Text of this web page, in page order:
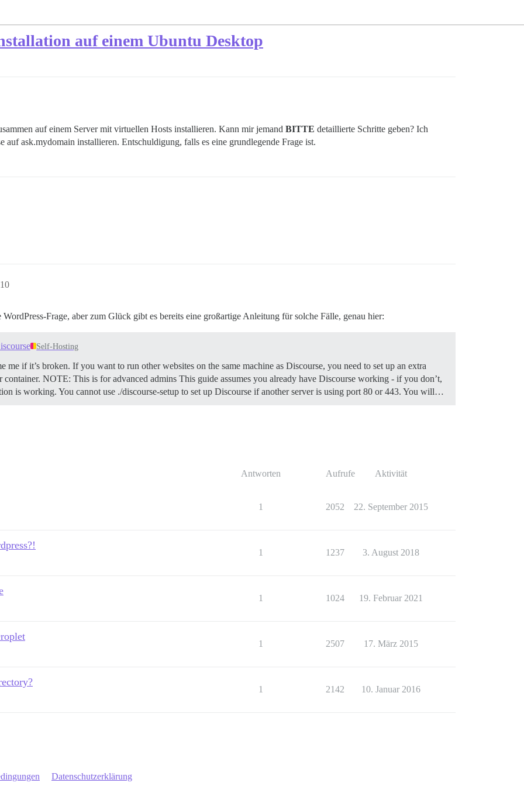
auf einem Ubuntu Desktop
auf einem Server mit virtuellen Hosts installieren. Kann mir jemand BITTE detaillierte Schritte geben? Ich
auf ask.mydomain installieren. Entschuldigung, falls es eine grundlegende Frage ist.
Frage, aber zum Glück gibt es bereits eine großartige Anleitung für solche Fälle, genau hier:
Self-Hosting
if it’s broken. If you want to run other websites on the same machine as Discourse, you need to set up an extra
NOTE: This is for advanced admins This guide assumes you already have Discourse working - if you don’t,
is working. You cannot use ./discourse-setup to set up Discourse if another server is using port 80 or 443. You will…
Antworten Aufrufe Aktivität
1 2052 22. September 2015
1 1237 3. August 2018
1 1024 19. Februar 2021
1 2507 17. März 2015
1 2142 10. Januar 2016
Datenschutzerklärung